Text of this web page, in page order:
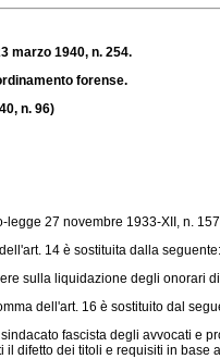
marzo 1940, n. 254.
forense.
n. 96)
27 novembre 1933-XII, n.
14 è sostituita dalla seguente:
sulla liquidazione degli onorari
dell'art. 16 è sostituito dal
fascista degli avvocati e
il difetto dei titoli e requisiti in